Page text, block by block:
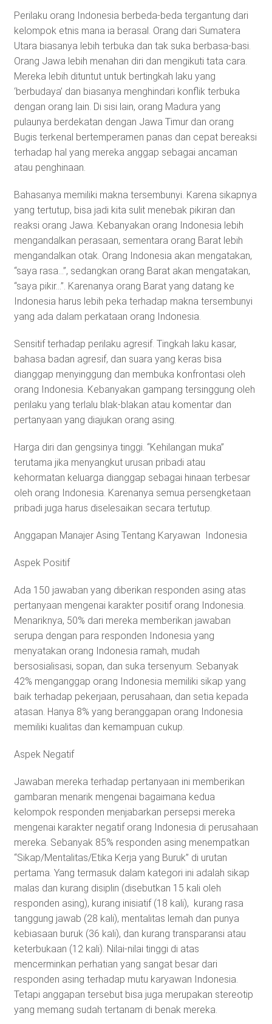
Perilaku orang Indonesia berbeda-beda tergantung dari
kelompok etnis mana ia berasal. Orang dari Sumatera
Utara biasanya lebih terbuka dan tak suka berbasa-basi.
Orang Jawa lebih menahan diri dan mengikuti tata cara.
Mereka lebih dituntut untuk bertingkah laku yang
‘berbudaya’ dan biasanya menghindari konflik terbuka
dengan orang lain. Di sisi lain, orang Madura yang
pulaunya berdekatan dengan Jawa Timur dan orang
Bugis terkenal bertemperamen panas dan cepat bereaksi
terhadap hal yang mereka anggap sebagai ancaman
atau penghinaan.
Bahasanya memiliki makna tersembunyi. Karena sikapnya
yang tertutup, bisa jadi kita sulit menebak pikiran dan
reaksi orang Jawa. Kebanyakan orang Indonesia lebih
mengandalkan perasaan, sementara orang Barat lebih
mengandalkan otak. Orang Indonesia akan mengatakan,
“saya rasa…”, sedangkan orang Barat akan mengatakan,
“saya pikir…”. Karenanya orang Barat yang datang ke
Indonesia harus lebih peka terhadap makna tersembunyi
yang ada dalam perkataan orang Indonesia.
Sensitif terhadap perilaku agresif. Tingkah laku kasar,
bahasa badan agresif, dan suara yang keras bisa
dianggap menyinggung dan membuka konfrontasi oleh
orang Indonesia. Kebanyakan gampang tersinggung oleh
perilaku yang terlalu blak-blakan atau komentar dan
pertanyaan yang diajukan orang asing.
Harga diri dan gengsinya tinggi. “Kehilangan muka”
terutama jika menyangkut urusan pribadi atau
kehormatan keluarga dianggap sebagai hinaan terbesar
oleh orang Indonesia. Karenanya semua persengketaan
pribadi juga harus diselesaikan secara tertutup.
Anggapan Manajer Asing Tentang Karyawan Indonesia
Aspek Positif
Ada 150 jawaban yang diberikan responden asing atas
pertanyaan mengenai karakter positif orang Indonesia.
Menariknya, 50% dari mereka memberikan jawaban
serupa dengan para responden Indonesia yang
menyatakan orang Indonesia ramah, mudah
bersosialisasi, sopan, dan suka tersenyum. Sebanyak
42% menganggap orang Indonesia memiliki sikap yang
baik terhadap pekerjaan, perusahaan, dan setia kepada
atasan. Hanya 8% yang beranggapan orang Indonesia
memiliki kualitas dan kemampuan cukup.
Aspek Negatif
Jawaban mereka terhadap pertanyaan ini memberikan
gambaran menarik mengenai bagaimana kedua
kelompok responden menjabarkan persepsi mereka
mengenai karakter negatif orang Indonesia di perusahaan
mereka. Sebanyak 85% responden asing menempatkan
“Sikap/Mentalitas/Etika Kerja yang Buruk” di urutan
pertama. Yang termasuk dalam kategori ini adalah sikap
malas dan kurang disiplin (disebutkan 15 kali oleh
responden asing), kurang inisiatif (18 kali), kurang rasa
tanggung jawab (28 kali), mentalitas lemah dan punya
kebiasaan buruk (36 kali), dan kurang transparansi atau
keterbukaan (12 kali). Nilai-nilai tinggi di atas
mencerminkan perhatian yang sangat besar dari
responden asing terhadap mutu karyawan Indonesia.
Tetapi anggapan tersebut bisa juga merupakan stereotip
yang memang sudah tertanam di benak mereka.